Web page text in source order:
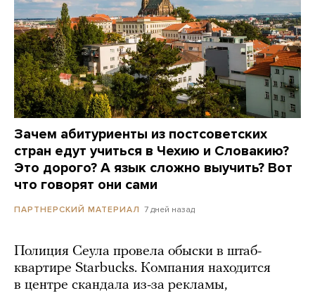
Зачем абитуриенты из постсоветских
стран едут учиться в Чехию и Словакию?
Это дорого? А язык сложно выучить? Вот
что говорят они сами
ПАРТНЕРСКИЙ МАТЕРИАЛ 7 дней назад
Полиция Сеула провела обыски в штаб-
квартире Starbucks. Компания находится
в центре скандала из-за рекламы,